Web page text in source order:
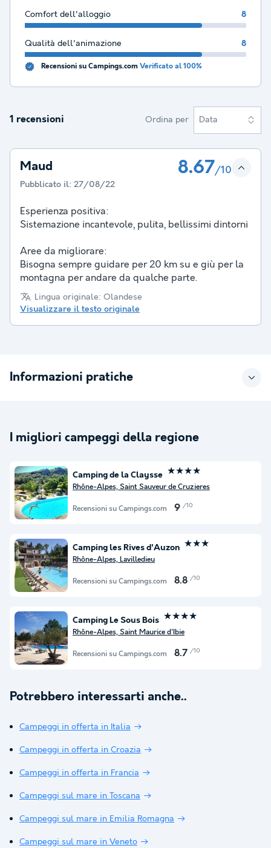
Comfort dell'alloggio 8
Qualità dell'animazione 8
Recensioni su Campings.com Verificato al 100%
1 recensioni Ordina per Data
Maud 8.67/10
Pubblicato il: 27/08/22
Esperienza positiva:
Sistemazione incantevole, pulita, bellissimi dintorni
Aree da migliorare:
Bisogna sempre guidare per 20 km su e giù per la
montagna per andare da qualche parte.
Lingua originale: Olandese
Visualizzare il testo originale
Informazioni pratiche
I migliori campeggi della regione
Camping de la Claysse ★★★★
Rhône-Alpes, Saint Sauveur de Cruzieres
Recensioni su Campings.com 9 /10
Camping les Rives d'Auzon ★★★
Rhône-Alpes, Lavilledieu
Recensioni su Campings.com 8.8 /10
Camping Le Sous Bois ★★★★
Rhône-Alpes, Saint Maurice d'Ibie
Recensioni su Campings.com 8.7 /10
Potrebbero interessarti anche..
Campeggi in offerta in Italia
Campeggi in offerta in Croazia
Campeggi in offerta in Francia
Campeggi sul mare in Toscana
Campeggi sul mare in Emilia Romagna
Campeggi sul mare in Veneto